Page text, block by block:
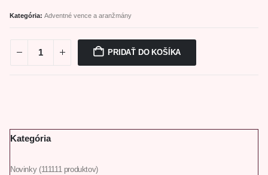
Kategória: Adventné vence a aranžmány
PRIDAŤ DO KOŠÍKA
Kategória
Novinky 111111 produktov